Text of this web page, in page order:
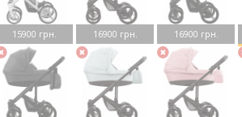
15900 грн. 16900 грн. 16900 грн.